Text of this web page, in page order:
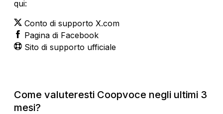
qui:
Conto di supporto X.com
Pagina di Facebook
Sito di supporto ufficiale
Come valuteresti Coopvoce negli ultimi 3
mesi?